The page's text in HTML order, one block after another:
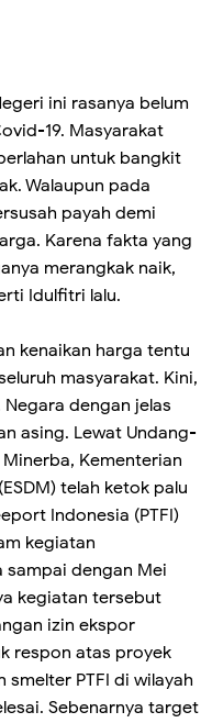
ini rasanya belum
19. Masyarakat
untuk bangkit
Walaupun pada
payah demi
Karena fakta yang
merangkak naik,
Idulfitri lalu.
kenaikan harga tentu
masyarakat. Kini,
dengan jelas
asing. Lewat Undang-
Kementerian
telah ketok palu
Indonesia (PTFI)
kegiatan
dengan Mei
kegiatan tersebut
izin ekspor
respon atas proyek
PTFI di wilayah
Sebenarnya target